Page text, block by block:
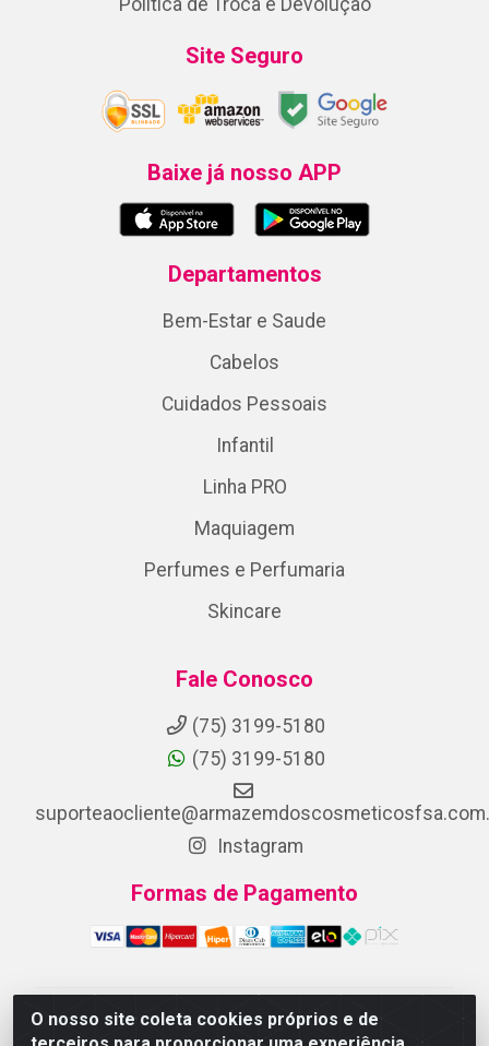
O nosso site coleta cookies próprios e de
Política de Troca e Devolução
Site Seguro
Baixe já nosso APP
Departamentos
Bem-Estar e Saude
Cabelos
Cuidados Pessoais
Infantil
Linha PRO
Maquiagem
Perfumes e Perfumaria
Skincare
Fale Conosco
(75) 3199-5180
(75) 3199-5180
Instagram
Formas de Pagamento
ARMAZEM DOS COSMETICOS DISTRIBUIDORA LTDA -